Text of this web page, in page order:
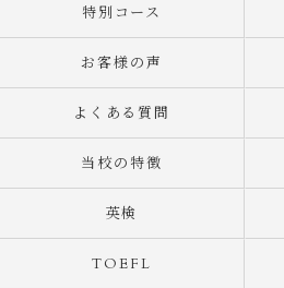
特別コース
お客様の声
よくある質問
当校の特徴
英検
TOEFL